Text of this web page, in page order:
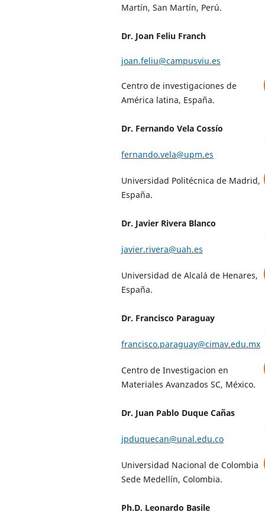
Martín, San Martín, Perú.
Dr. Joan Feliu Franch
joan.feliu@campusviu.es
Centro de investigaciones de
América latina, España.
Dr. Fernando Vela Cossío
fernando.vela@upm.es
Universidad Politécnica de Madrid,
España.
Dr. Javier Rivera Blanco
javier.rivera@uah.es
Universidad de Alcalá de Henares,
España.
Dr. Francisco Paraguay
francisco.paraguay@cimav.edu.mx
Centro de Investigacion en
Materiales Avanzados SC, México.
Dr. Juan Pablo Duque Cañas
jpduquecan@unal.edu.co
Universidad Nacional de Colombia
Sede Medellín, Colombia.
Ph.D. Leonardo Basile